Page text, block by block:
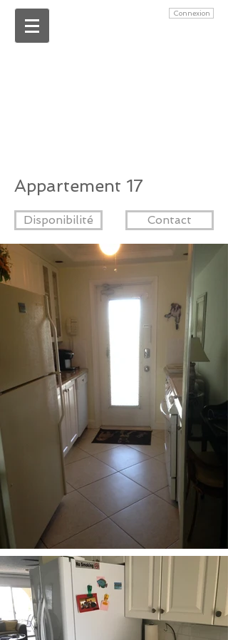
Connexion
Appartement 17
Disponibilité Contact